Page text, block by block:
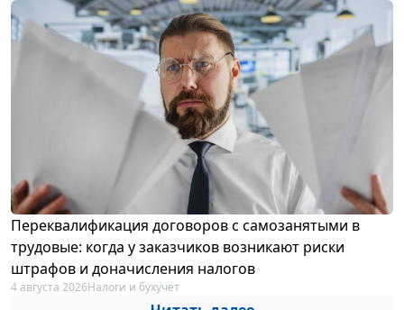
Переквалификация договоров с самозанятыми в
трудовые: когда у заказчиков возникают риски
штрафов и доначисления налогов
4 августа 2026Налоги и бухучет